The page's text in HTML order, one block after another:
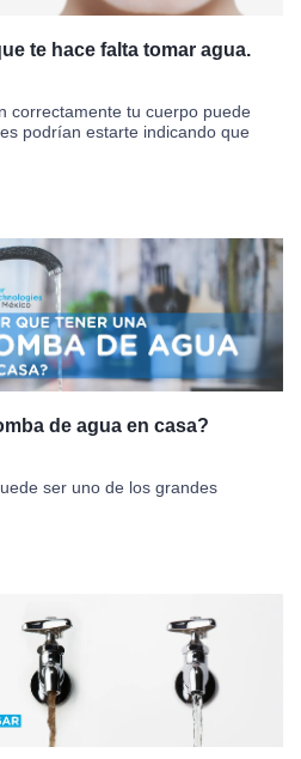
te hace falta tomar agua.
correctamente tu cuerpo puede
podrían estarte indicando que
de agua en casa?
ser uno de los grandes